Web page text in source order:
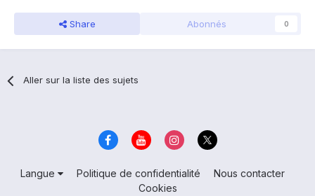
Share Abonnés 0
Aller sur la liste des sujets
Langue Politique de confidentialité
Nous contacter
Cookies